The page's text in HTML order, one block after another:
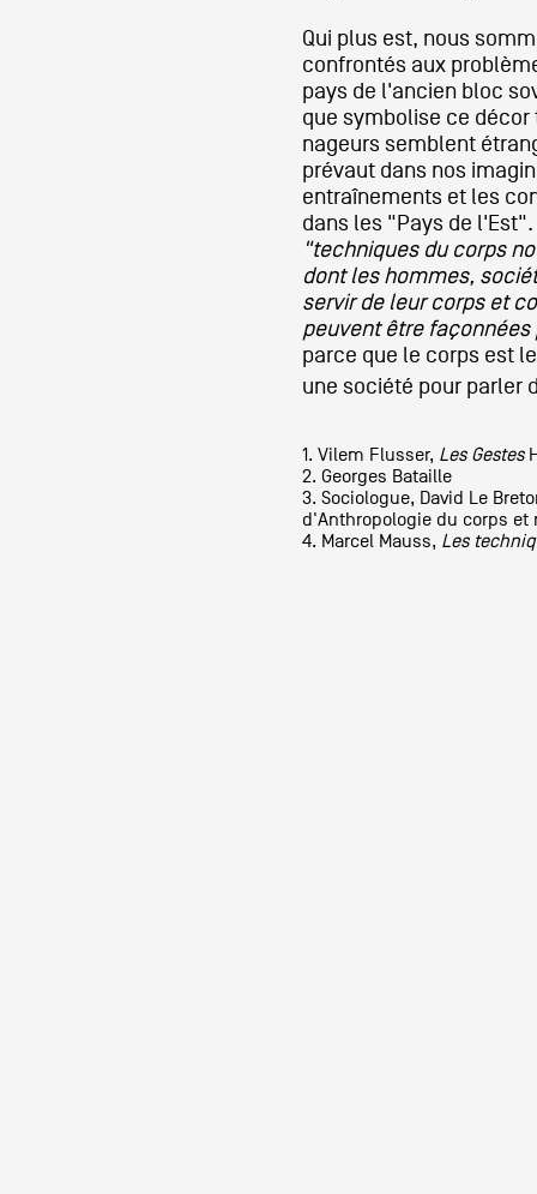
Qui plus est, nous
confrontés aux
pays de l'ancien bloc
que symbolise ce
nageurs semblent
prévaut dans nos
entraînements et les
dans les "Pays de
"techniques du corps
dont les hommes,
servir de leur corps et
peuvent être
parce que le corps est
une société pour parler
1. Vilem Flusser, Les Gestes
2. Georges Bataille
3. Sociologue, David Le
d'Anthropologie du corps et
4. Marcel Mauss, Les